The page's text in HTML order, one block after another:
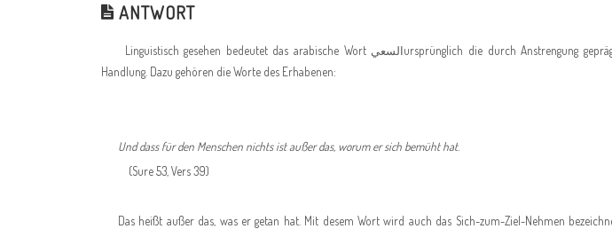
ANTWORT
Linguistisch gesehen bedeutet das arabische Wort السعيursprünglich die durch Anstrengung
Handlung. Dazu gehören die Worte des Erhabenen:
Und dass für den Menschen nichts ist außer das, worum er sich bemüht hat.
(Sure 53, Vers 39)
Das heißt außer das, was er getan hat. Mit desem Wort wird auch das Sich-zum-Ziel-Nehmen